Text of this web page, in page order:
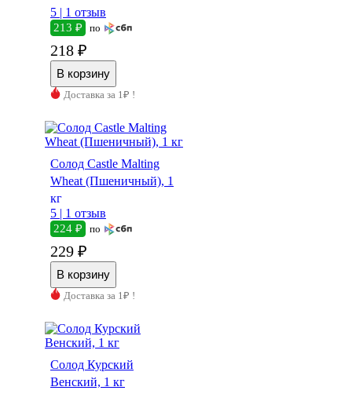
5 | 1 отзыв
213 ₽ по
218 ₽
Доставка за 1₽ !
Солод Castle Malting
Wheat (Пшеничный), 1
кг
5 | 1 отзыв
224 ₽ по
229 ₽
Доставка за 1₽ !
Солод Курский
Венский, 1 кг